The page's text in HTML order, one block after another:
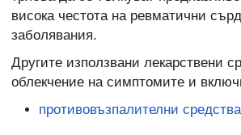
висока честота на ревматични
заболявания.
Другите използвани лекарствени
облекчение на симптомите и
противовъзпалителни средства